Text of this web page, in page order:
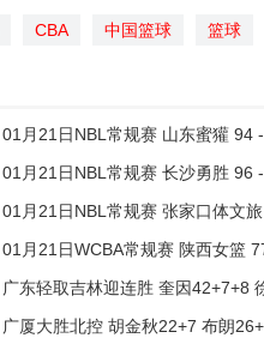
CBA 中国篮球 篮球
月21日NBL常规赛 山东蜜獾 94
月21日NBL常规赛 长沙勇胜 96
月21日NBL常规赛 张家口体文
月21日WCBA常规赛 陕西女篮
东轻取吉林迎连胜 奎因42+7+8
厦大胜北控 胡金秋22+7 布朗